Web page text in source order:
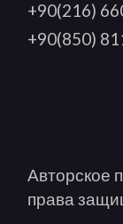
+90(216)
+90(850)
Авторское
права